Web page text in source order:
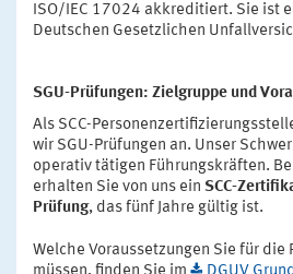
ISO/IEC 17024 akkreditiert. Sie ist
Deutschen Gesetzlichen
SGU-Prüfungen: Zielgruppe und
Als SCC-
wir SGU-Prüfungen an. Unser
operativ tätigen Führungskräften.
erhalten Sie von uns ein SCC-
Prüfung, das fünf Jahre gültig ist.
Welche Voraussetzungen Sie für die